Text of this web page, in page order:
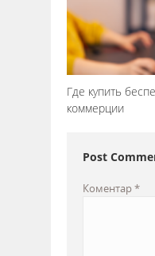
Где купить
коммерции
Post
Коментар*